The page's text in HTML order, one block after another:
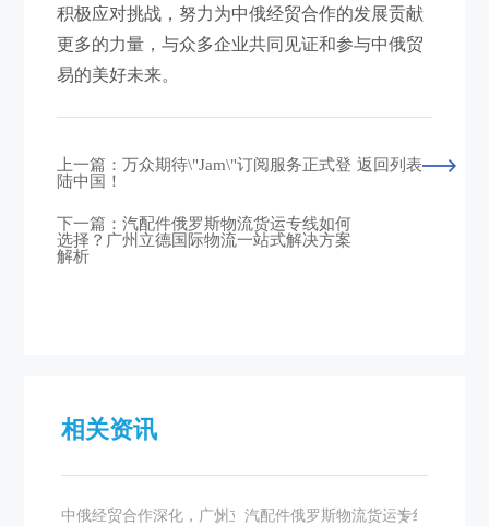
积极应对挑战，努力为中俄经贸合作的发展贡献
更多的力量，与众多企业共同见证和参与中俄贸
易的美好未来。
上一篇：万众期待\"Jam\"订阅服务正式登
陆中国！
下一篇：汽配件俄罗斯物流货运专线如何
选择？广州立德国际物流一站式解决方案
解析
返回列表
相关资讯
中俄经贸合作深化，广州立德国际物流助力双边发展
汽配件俄罗斯物流货运专线如何选